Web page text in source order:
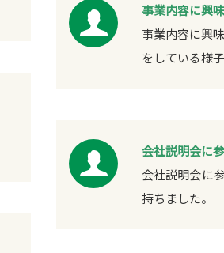
事業内容に興
事業内容に興
をしている様
会社説明会に
会社説明会に
持ちました。